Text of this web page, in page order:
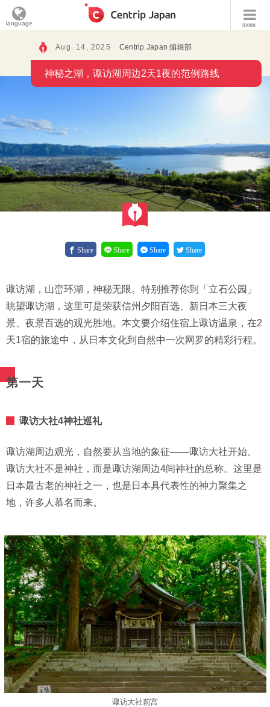
menu
language
Aug. 14, 2025 Centrip Japan 编辑部
神秘之湖，诹访湖周边2天1夜的范例路线
Share Share Share Share
诹访湖，山峦环湖，神秘无限。特别推荐你到「立石公园」
眺望诹访湖，这里可是荣获信州夕阳百选、新日本三大夜
景、夜景百选的观光胜地。本文要介绍住宿上诹访温泉，在2
天1宿的旅途中，从日本文化到自然中一次网罗的精彩行程。
第一天
诹访大社4神社巡礼
诹访湖周边观光，自然要从当地的象征——诹访大社开始。
诹访大社不是神社，而是诹访湖周边4间神社的总称。这里是
日本最古老的神社之一，也是日本具代表性的神力聚集之
地，许多人慕名而来。
诹访大社前宫